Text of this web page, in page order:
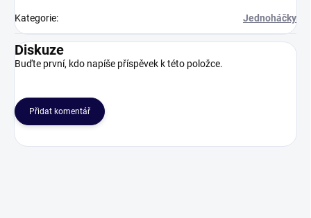
Kategorie: Jednoháčky
Diskuze
Buďte první, kdo napíše příspěvek k této položce.
Přidat komentář